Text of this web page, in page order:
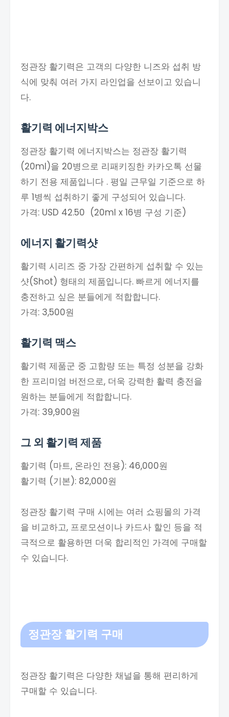
정관장 활기력은 고객의 다양한 니즈와 섭취 방
식에 맞춰 여러 가지 라인업을 선보이고 있습니
다.
활기력 에너지박스
정관장 활기력 에너지박스는 정관장 활기력
(20ml)을 20병으로 리패키징한 카카오톡 선물
하기 전용 제품입니다 . 평일 근무일 기준으로 하
루 1병씩 섭취하기 좋게 구성되어 있습니다.
가격: USD 42.50 (20ml x 16병 구성 기준)
에너지 활기력샷
활기력 시리즈 중 가장 간편하게 섭취할 수 있는
샷(Shot) 형태의 제품입니다. 빠르게 에너지를
충전하고 싶은 분들에게 적합합니다.
가격: 3,500원
활기력 맥스
활기력 제품군 중 고함량 또는 특정 성분을 강화
한 프리미엄 버전으로, 더욱 강력한 활력 충전을
원하는 분들에게 적합합니다.
가격: 39,900원
그 외 활기력 제품
활기력 (마트, 온라인 전용): 46,000원
활기력 (기본): 82,000원
정관장 활기력 구매 시에는 여러 쇼핑몰의 가격
을 비교하고, 프로모션이나 카드사 할인 등을 적
극적으로 활용하면 더욱 합리적인 가격에 구매할
수 있습니다.
정관장 활기력 구매
정관장 활기력은 다양한 채널을 통해 편리하게
구매할 수 있습니다.